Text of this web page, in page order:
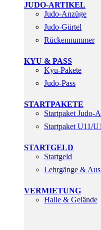
JUDO-ARTIKEL
Judo-Anzüge
Judo-Gürtel
Rückennummer
KYU & PASS
Kyu-Pakete
Judo-Pass
STARTPAKETE
Startpaket Judo-
Startpaket U11/
STARTGELD
Startgeld
Lehrgänge &
VERMIETUNG
Halle & Gelände